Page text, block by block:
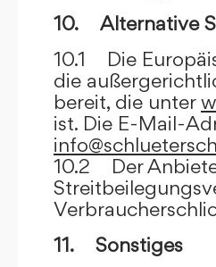
10. Alternative
10.1 Die
die
bereit, die unter
ist. Die E-Mail-
10.2 Der
11. Sonstiges